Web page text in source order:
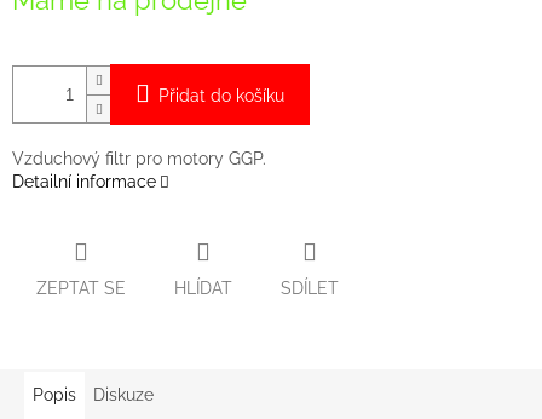
cena:
Přidat do košíku
Vzduchový filtr pro motory GGP.
Detailní informace
ZEPTAT SE HLÍDAT SDÍLET
Popis Diskuze